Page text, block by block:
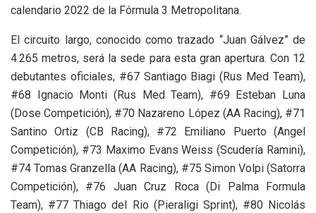
calendario 2022 de la Fórmula 3 Metropolitana.
El circuito largo, conocido como trazado “Juan Gálvez” de
4.265 metros, será la sede para esta gran apertura. Con 12
debutantes oficiales, #67 Santiago Biagi (Rus Med Team),
#68 Ignacio Monti (Rus Med Team), #69 Esteban Luna
(Dose Competición), #70 Nazareno López (AA Racing), #71
Santino Ortiz (CB Racing), #72 Emiliano Puerto (Angel
Competición), #73 Maximo Evans Weiss (Scudería Ramini),
#74 Tomas Granzella (AA Racing), #75 Simon Volpi (Satorra
Competición), #76 Juan Cruz Roca (Di Palma Formula
Team), #77 Thiago del Rio (Pieraligi Sprint), #80 Nicolás